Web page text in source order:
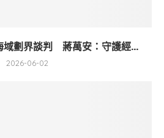
域劃界談判 蔣萬安：守護經...
2026-06-02